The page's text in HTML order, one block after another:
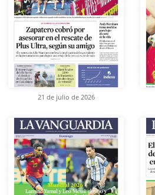
21 de julio de 2026